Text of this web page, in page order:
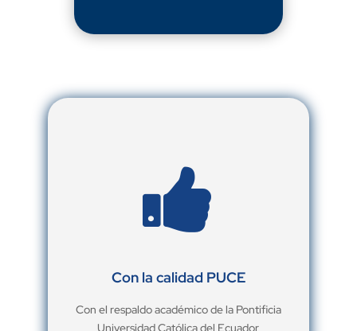

Con la calidad PUCE
Con el respaldo académico de la Pontificia
Universidad Católica del Ecuador